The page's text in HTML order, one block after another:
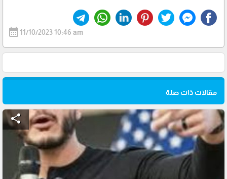
calendar_month 11/10/2023 10:46 am
مقالات ذات صلة
share